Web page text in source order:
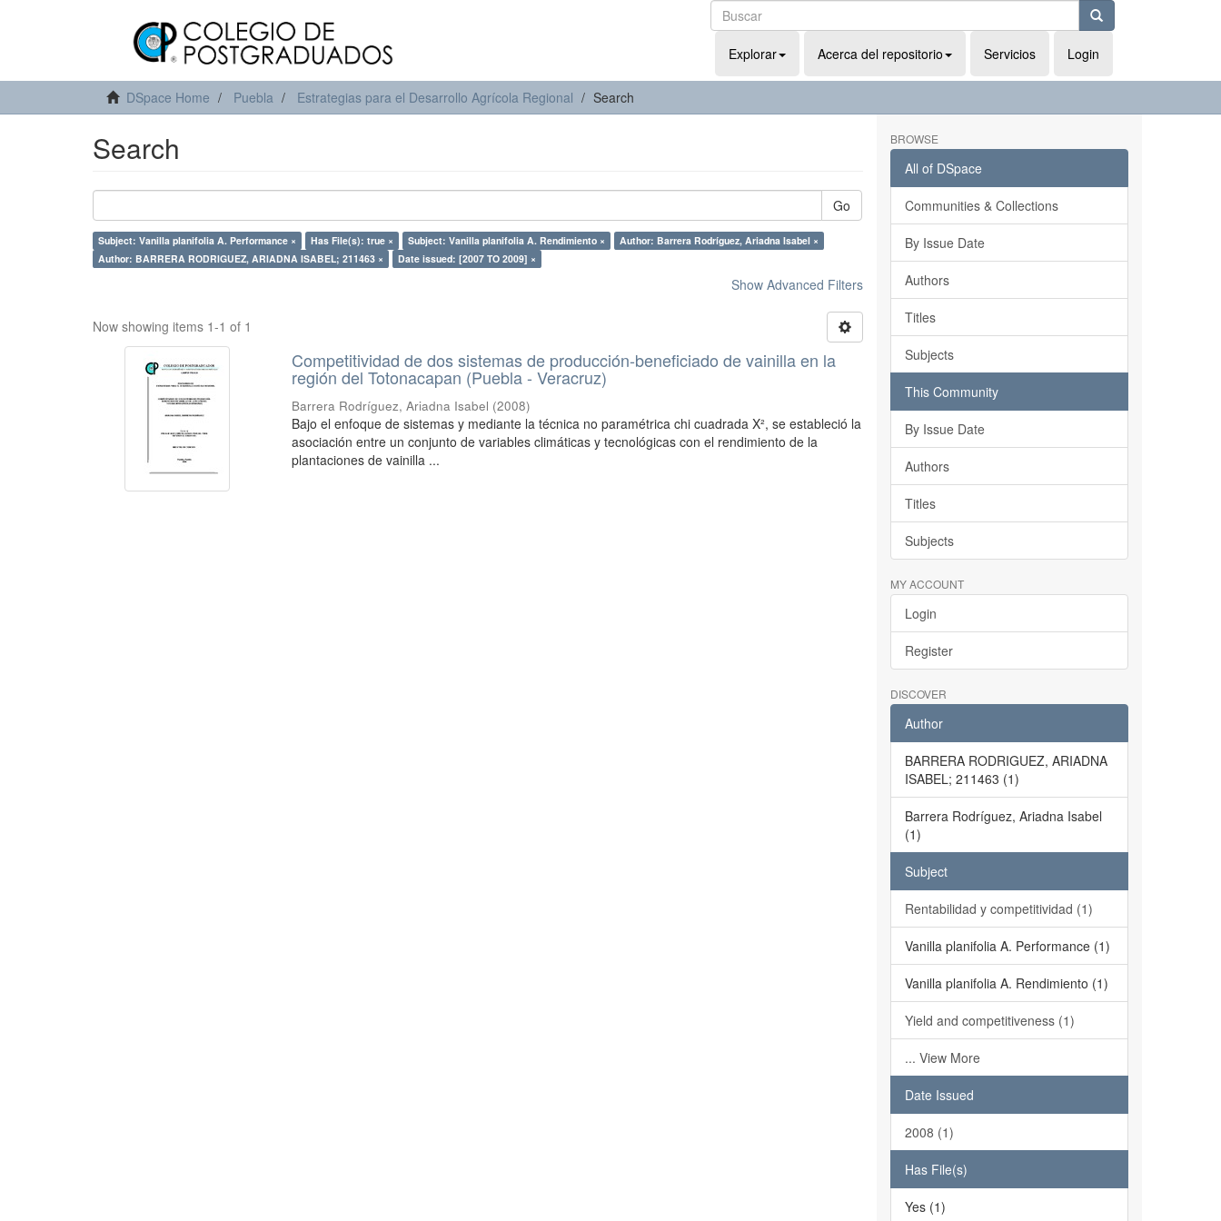
Explorar Acerca del repositorio Servicios Login
DSpace Home Puebla Estrategias para el Desarrollo Agrícola Regional Search
Search
Go
Subject: Vanilla planifolia A. Performance × Has File(s): true × Subject: Vanilla planifolia A. Rendimiento ×
Author: Barrera Rodríguez, Ariadna Isabel ×
Author: BARRERA RODRIGUEZ, ARIADNA ISABEL; 211463 ×
Date issued: [2007 TO 2009] ×
Show Advanced Filters
Now showing items 1-1 of 1
Competitividad de dos sistemas de producción-beneficiado de vainilla en la
región del Totonacapan (Puebla - Veracruz)
Barrera Rodríguez, Ariadna Isabel (2008)
Bajo el enfoque de sistemas y mediante la técnica no paramétrica chi cuadrada X², se estableció la
asociación entre un conjunto de variables climáticas y tecnológicas con el rendimiento de la
plantaciones de vainilla ...
BROWSE
All of DSpace
Communities & Collections
By Issue Date
Authors
Titles
Subjects
This Community
By Issue Date
Authors
Titles
Subjects
MY ACCOUNT
Login
Register
DISCOVER
Author
BARRERA RODRIGUEZ, ARIADNA
ISABEL; 211463 (1)
Barrera Rodríguez, Ariadna Isabel
(1)
Subject
Rentabilidad y competitividad (1)
Vanilla planifolia A. Performance (1)
Vanilla planifolia A. Rendimiento (1)
Yield and competitiveness (1)
... View More
Date Issued
2008 (1)
Has File(s)
Yes (1)